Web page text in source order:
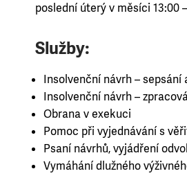
poslední úterý v měsíci 13:00
Služby:
Insolvenční návrh – sepsání
Insolvenční návrh –
Obrana v exekuci
Pomoc při vyjednávání s
Psaní návrhů, vyjádření
Vymáhání dlužného